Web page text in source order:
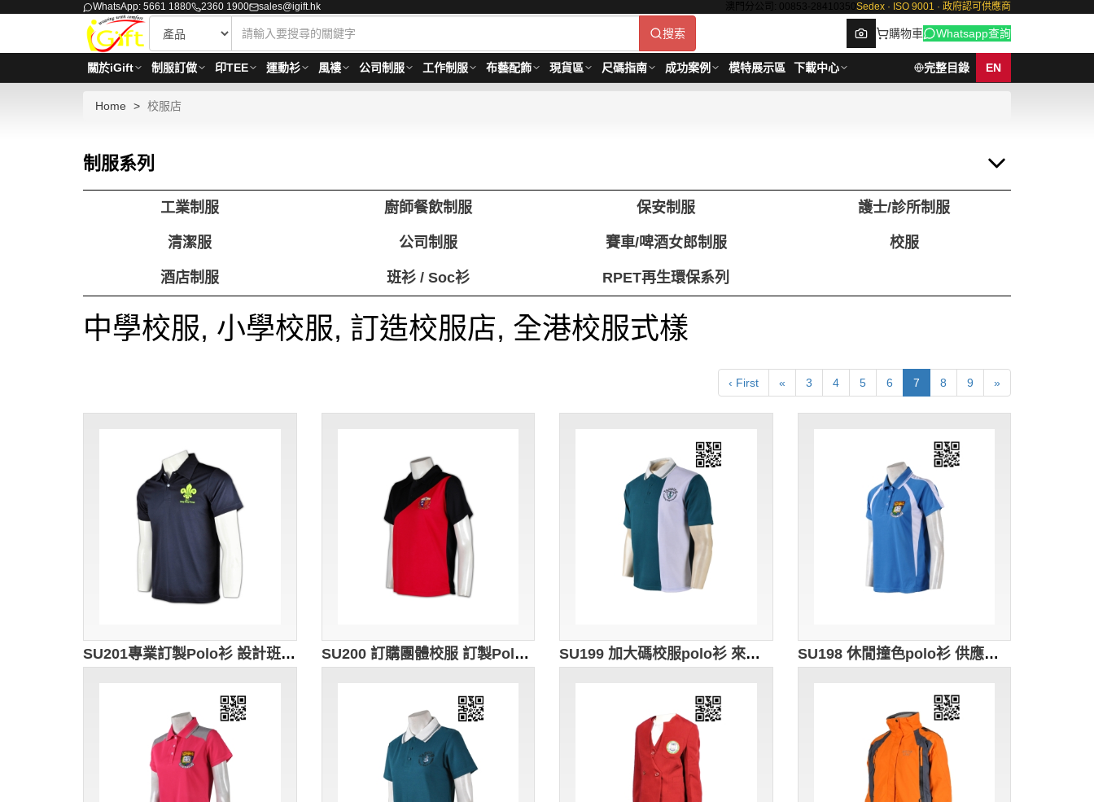
WhatsApp: 5661 1880 2360 1900 sales@igift.hk 澳門分公司: 00853-28410350 Sedex · ISO 9001 · 政府認可供應商
搜索 購物車 Whatsapp查詢
關於iGift 制服訂做 印TEE 運動衫 風褸 公司制服 工作制服 布藝配飾 現貨區 尺碼指南 成功案例 模特展示區 下載中心 完整目錄 EN
Home 校服店
制服系列
工業制服 廚師餐飲制服 保安制服 護士/診所制服
清潔服 公司制服 賽車/啤酒女郎制服 校服
酒店制服 班衫 / Soc衫 RPET再生環保系列
中學校服, 小學校服, 訂造校服店, 全港校服式樣
‹ First « 3 4 5 6 7 8 9 »
SU201專業訂製Polo衫 設計班衫款式 香港校服 訂購團體校服短袖衫 自製校服制服 校服批發商HK SU200 訂購團體校服 訂製Polo短袖 設計Polo衫款式 來樣訂購校服制服 校服供應商HK SU199 加大碼校服polo衫 來樣訂做 團體繡花運動制服polo衫 logo設計polo衫 校服polo衫專門店 SU198 休閒撞色polo衫 供應訂購 繡花logo制服polo衫 運動制服款式polo衫 polo衫網站